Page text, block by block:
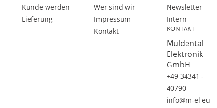
Kunde werden
Lieferung
Wer sind wir
Impressum
Kontakt
Newsletter
Intern
KONTAKT
Muldental
Elektronik
GmbH
+49 34341 -
40790
info@m-el.eu